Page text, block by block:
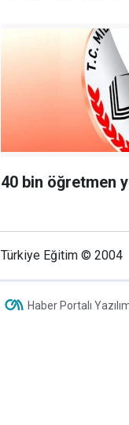
40 bin öğretmen
Türkiye Eğitim © 2004
Haber Portalı